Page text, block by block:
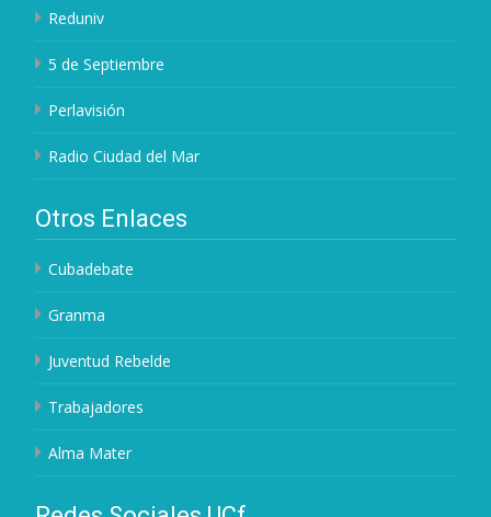
Reduniv
5 de Septiembre
Perlavisión
Radio Ciudad del Mar
Otros Enlaces
Cubadebate
Granma
Juventud Rebelde
Trabajadores
Alma Mater